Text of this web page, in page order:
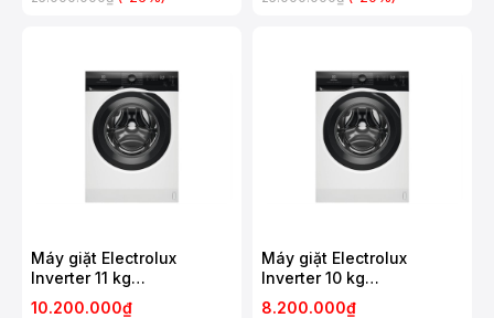
Máy giặt Electrolux
Inverter 11 kg
EWF1124D3EC
10.200.000₫
Máy giặt Electrolux
Inverter 10 kg
EWF1024D3EC
8.200.000₫